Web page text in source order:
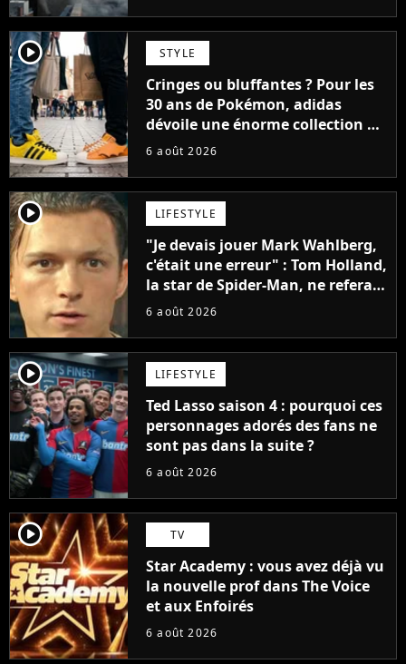
player2 STYLE
Cringes ou bluffantes ? Pour les
30 ans de Pokémon, adidas
dévoile une énorme collection de
sneakers et je ne sais pas quoi en
6 août 2026
player2 LIFESTYLE
"Je devais jouer Mark Wahlberg,
c'était une erreur" : Tom Holland,
la star de Spider-Man, ne referait
pas ce blockbuster
6 août 2026
player2 LIFESTYLE
Ted Lasso saison 4 : pourquoi ces
personnages adorés des fans ne
sont pas dans la suite ?
6 août 2026
player2 TV
Star Academy : vous avez déjà vu
la nouvelle prof dans The Voice
et aux Enfoirés
6 août 2026